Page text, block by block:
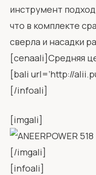
инструмент
что в комплекте
сверла и насадки
[cenaali]Средняя
[bali url=’http://
[/infoali]
[imgali]
[/imgali]
[infoali]